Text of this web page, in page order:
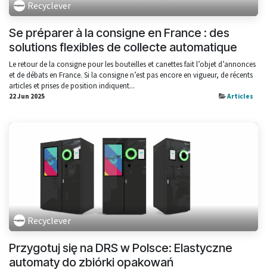
Recyclever
Se préparer à la consigne en France : des
solutions flexibles de collecte automatique
Le retour de la consigne pour les bouteilles et canettes fait l’objet d’annonces
et de débats en France. Si la consigne n’est pas encore en vigueur, de récents
articles et prises de position indiquent...
22 Jun 2025 Articles
Recyclever
Przygotuj się na DRS w Polsce: Elastyczne
automaty do zbiórki opakowań